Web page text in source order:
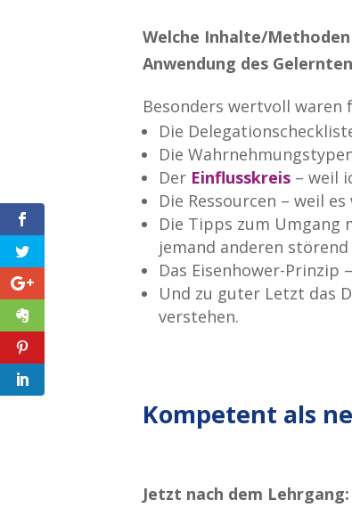
Welche Inhalte/
Anwendung des
Besonders wertvoll waren
Die
Die
Der Einflusskreis – weil
Die Ressourcen – weil
Die Tipps zum Umgang
jemand anderen
Das Eisenhower-
Und zu guter Letzt das
verstehen.
Kompetent als
Jetzt nach dem